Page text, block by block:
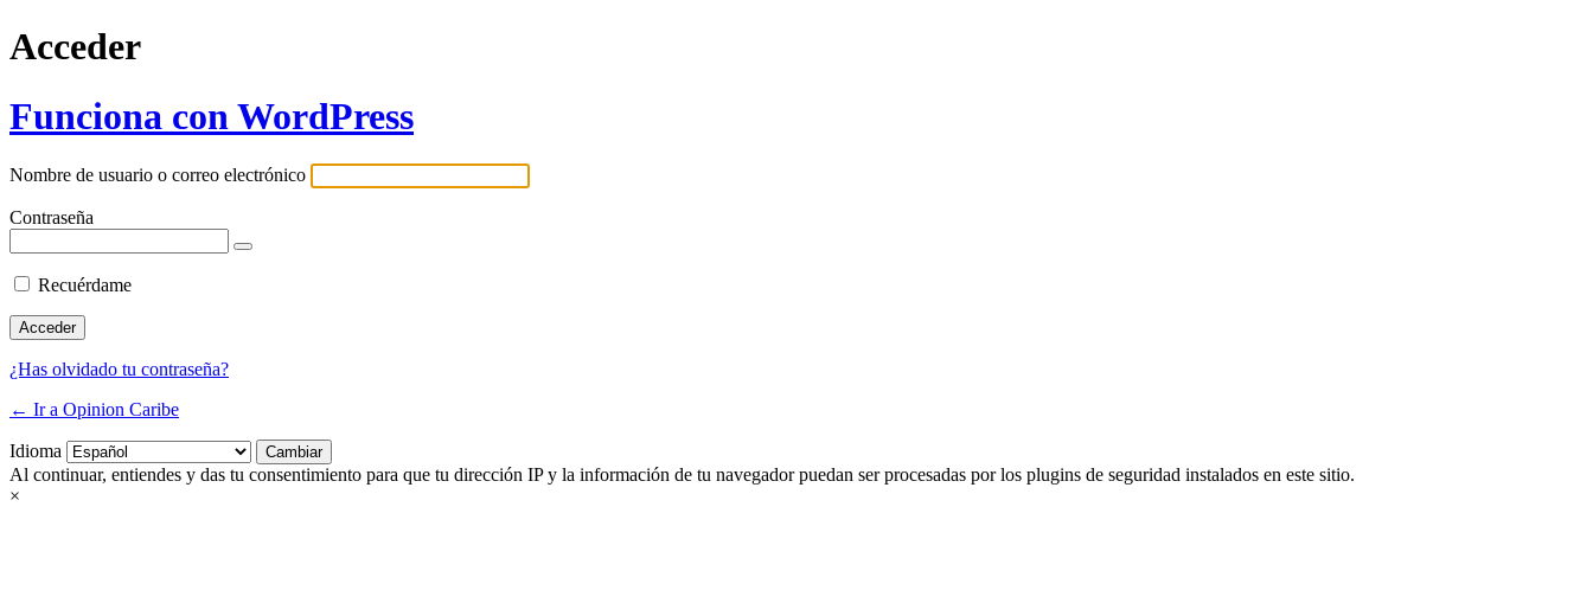
Acceder
Funciona con WordPress
Nombre de usuario o correo electrónico
Contraseña
Recuérdame
¿Has olvidado tu contraseña?
← Ir a Opinion Caribe
Idioma
Al continuar, entiendes y das tu consentimiento para que tu dirección IP y la información de tu navegador puedan ser procesadas por los plugins de seguridad instalados en este sitio.
×